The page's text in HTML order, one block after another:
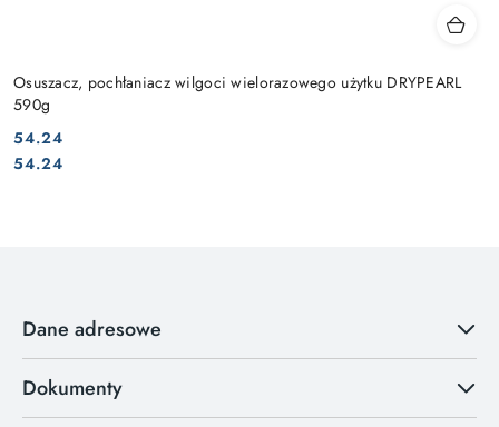
Osuszacz, pochłaniacz wilgoci wielorazowego użytku DRYPEARL
590g
Cena:
54.24
Cena:
54.24
Dane adresowe
Dokumenty